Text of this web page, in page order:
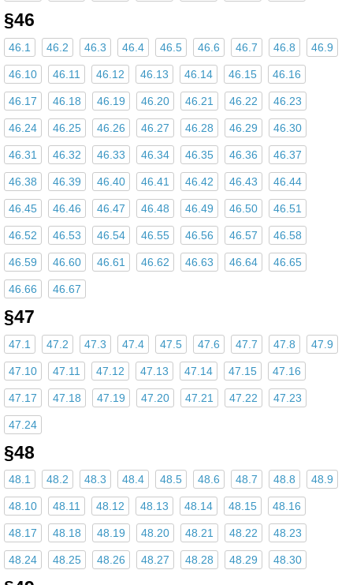
§46
46.1 46.2 46.3 46.4 46.5 46.6 46.7 46.8 46.9
46.10 46.11 46.12 46.13 46.14 46.15 46.16
46.17 46.18 46.19 46.20 46.21 46.22 46.23
46.24 46.25 46.26 46.27 46.28 46.29 46.30
46.31 46.32 46.33 46.34 46.35 46.36 46.37
46.38 46.39 46.40 46.41 46.42 46.43 46.44
46.45 46.46 46.47 46.48 46.49 46.50 46.51
46.52 46.53 46.54 46.55 46.56 46.57 46.58
46.59 46.60 46.61 46.62 46.63 46.64 46.65
46.66 46.67
§47
47.1 47.2 47.3 47.4 47.5 47.6 47.7 47.8 47.9
47.10 47.11 47.12 47.13 47.14 47.15 47.16
47.17 47.18 47.19 47.20 47.21 47.22 47.23
47.24
§48
48.1 48.2 48.3 48.4 48.5 48.6 48.7 48.8 48.9
48.10 48.11 48.12 48.13 48.14 48.15 48.16
48.17 48.18 48.19 48.20 48.21 48.22 48.23
48.24 48.25 48.26 48.27 48.28 48.29 48.30